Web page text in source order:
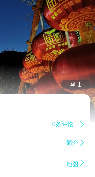
 1
0条评论 
简介 
地图 